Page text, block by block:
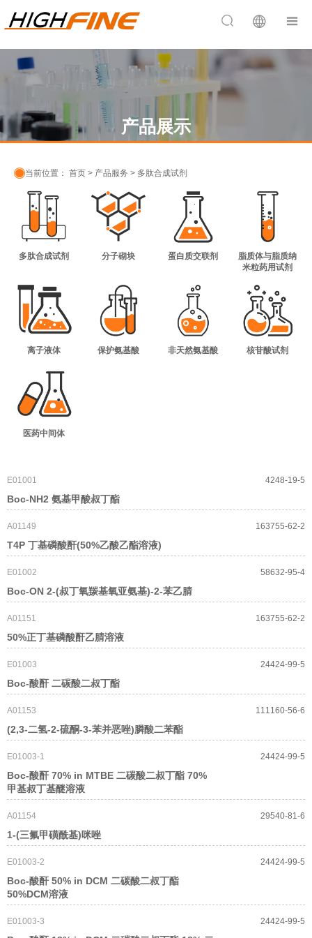
 
产品展示
当前位置： 首页 > 产品服务 > 多肽合成试剂
多肽合成试剂 分子砌块 蛋白质交联剂
脂质体与脂质纳
米粒药用试剂
离子液体 保护氨基酸 非天然氨基酸 核苷酸试剂
医药中间体
E01001
Boc-NH2 氨基甲酸叔丁酯
4248-19-5
A01149
T4P 丁基磷酸酐(50%乙酸乙酯溶液)
163755-62-2
E01002
Boc-ON 2-(叔丁氧羰基氧亚氨基)-2-苯乙腈
58632-95-4
A01151
50%正丁基磷酸酐乙腈溶液
163755-62-2
E01003
Boc-酸酐 二碳酸二叔丁酯
24424-99-5
A01153
(2,3-二氢-2-硫酮-3-苯并恶唑)膦酸二苯酯
111160-56-6
E01003-1
Boc-酸酐 70% in MTBE 二碳酸二叔丁酯 70%
甲基叔丁基醚溶液
24424-99-5
A01154
1-(三氟甲磺酰基)咪唑
29540-81-6
E01003-2
Boc-酸酐 50% in DCM 二碳酸二叔丁酯
50%DCM溶液
24424-99-5
E01003-3 24424-99-5